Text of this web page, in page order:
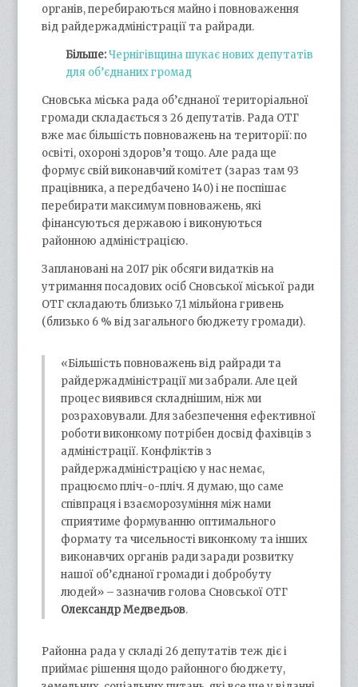
органів, перебираються майно і повноваження
від райдержадміністрації та райради.
Більше:Чернігівщина шукає нових депутатів
для об’єднаних громад
Сновська міська рада об’єднаної територіальної
громади складається з 26 депутатів. Рада ОТГ
вже має більшість повноважень на території: по
освіті, охороні здоров’я тощо. Але рада ще
формує свій виконавчий комітет (зараз там 93
працівника, а передбачено 140) і не поспішає
перебирати максимум повноважень, які
фінансуються державою і виконуються
районною адміністрацією.
Заплановані на 2017 рік обсяги видатків на
утримання посадових осіб Сновської міської ради
ОТГ складають близько 7,1 мільйона гривень
(близько 6 % від загального бюджету громади).
«Більшість повноважень від райради та
райдержадміністрації ми забрали. Але цей
процес виявився складнішим, ніж ми
розраховували. Для забезпечення ефективної
роботи виконкому потрібен досвід фахівців з
адміністрації. Конфліктів з
райдержадміністрацією у нас немає,
працюємо пліч-о-пліч. Я думаю, що саме
співпраця і взаєморозуміння між нами
сприятиме формуванню оптимального
формату та чисельності виконкому та інших
виконавчих органів ради заради розвитку
нашої об’єднаної громади і добробуту
людей» – зазначив голова Сновської ОТГ
Олександр Медведьов.
Районна рада у складі 26 депутатів теж діє і
приймає рішення щодо районного бюджету,